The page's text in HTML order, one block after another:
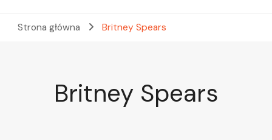
Strona główna Britney Spears
Britney Spears